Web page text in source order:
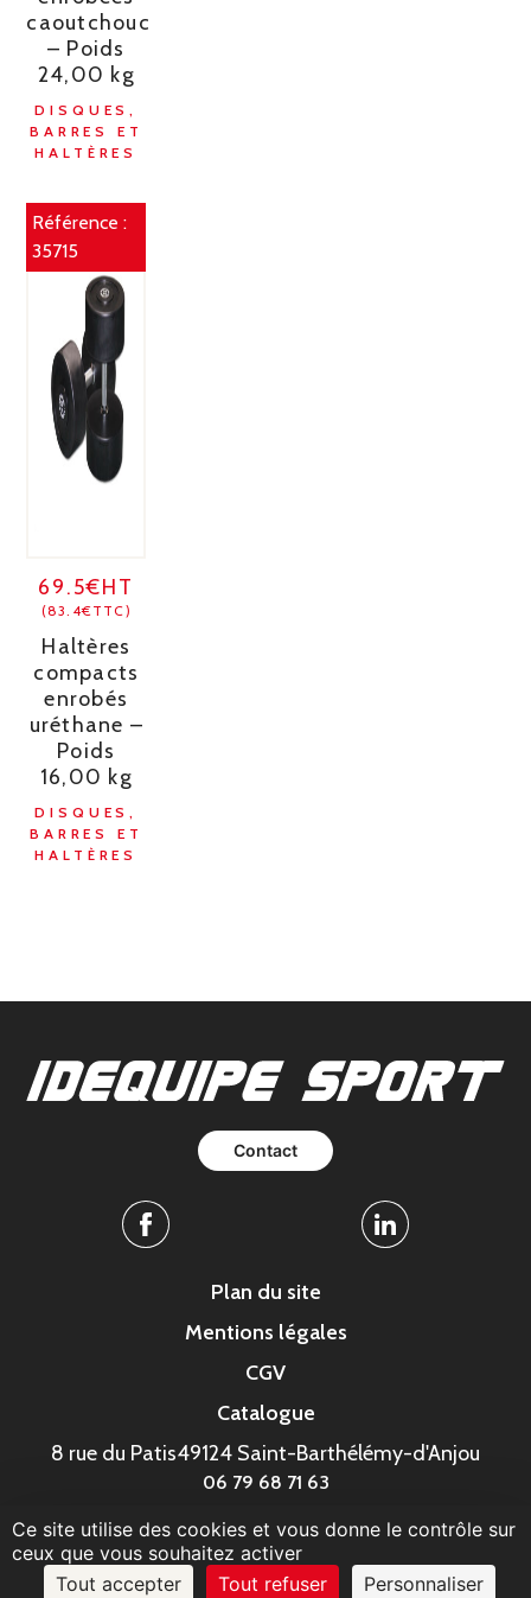
caoutchouc
– Poids
24,00 kg
DISQUES,
BARRES ET
HALTÈRES
Référence :
35715
69.5€HT
(83.4€TTC)
Haltères
compacts
enrobés
uréthane –
Poids
16,00 kg
DISQUES,
BARRES ET
HALTÈRES
Contact
Facebook Linkedin
Plan du site
Mentions légales
CGV
Catalogue
8 rue du Patis49124 Saint-Barthélémy-d'Anjou
06 79 68 71 63
© MonaGraphic 2023
Ce site utilise des cookies et vous donne le contrôle sur
ceux que vous souhaitez activer
Tout accepter
Tout refuser Personnaliser